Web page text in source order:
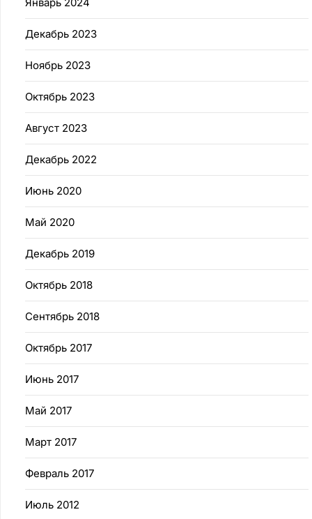
Декабрь 2023
Ноябрь 2023
Октябрь 2023
Август 2023
Декабрь 2022
Июнь 2020
Май 2020
Декабрь 2019
Октябрь 2018
Сентябрь 2018
Октябрь 2017
Июнь 2017
Май 2017
Март 2017
Февраль 2017
Июль 2012